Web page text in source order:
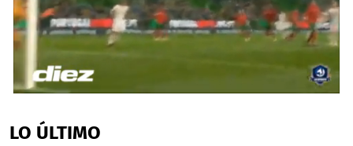
of
1
LO ÚLTIMO